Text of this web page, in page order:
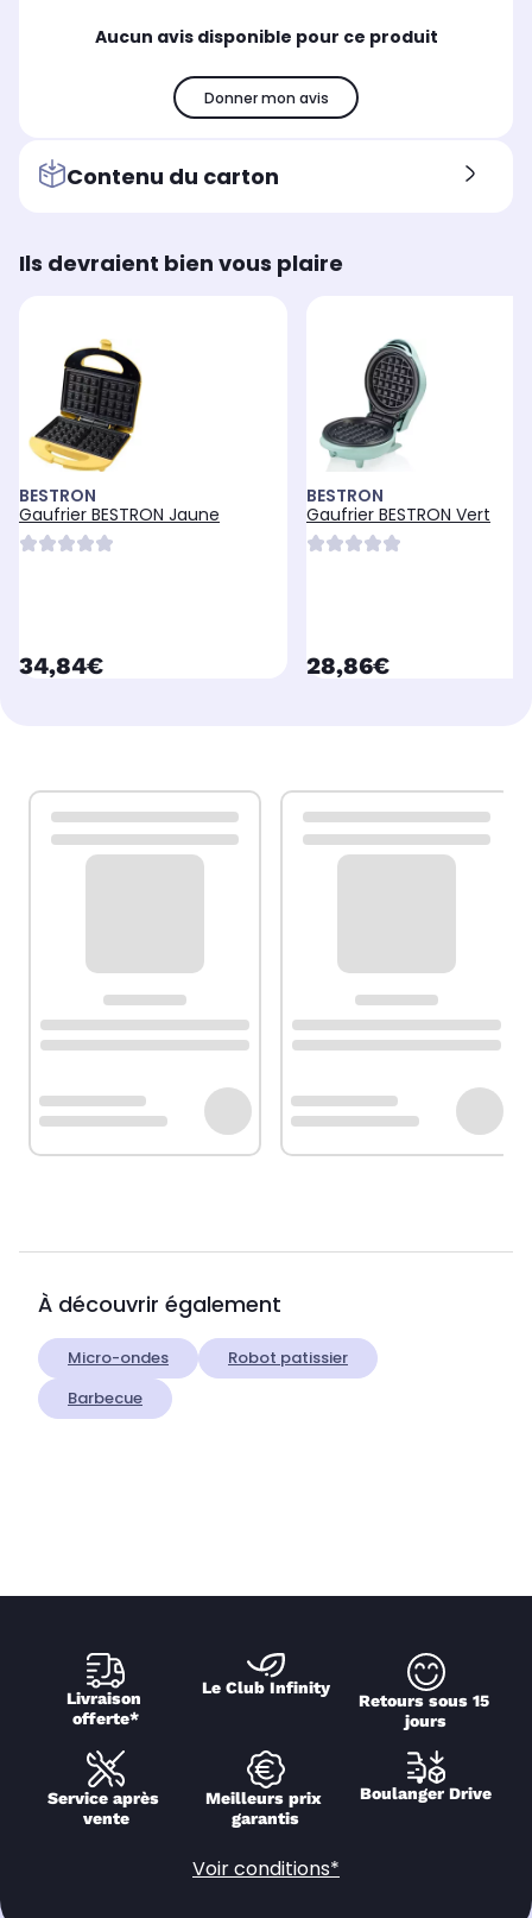
Aucun avis disponible pour ce produit
Donner mon avis
Contenu du carton
Ils devraient bien vous plaire
BESTRON
Gaufrier BESTRON Jaune
currentPrice
34,84€
BESTRON
Gaufrier BESTRON Vert
currentPrice
28,86€
À découvrir également
Micro-ondes
Robot patissier
Barbecue
Livraison
offerte*
Le Club Infinity
Retours sous 15
jours
Service après
vente
Meilleurs prix
garantis
Boulanger Drive
Voir conditions*